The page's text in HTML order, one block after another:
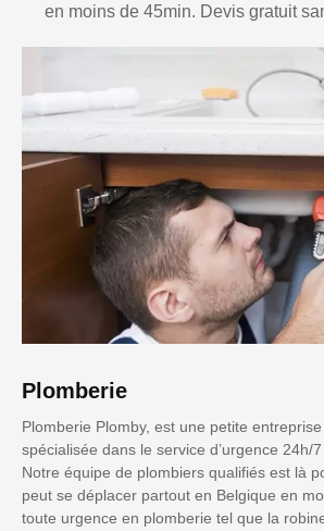
en moins de 45min. Devis gratuit
Plomberie
Plomberie Plomby, est une petite
spécialisée dans le service d’urgence 24h/
Notre équipe de plombiers qualifiés est là
peut se déplacer partout en Belgique en
toute urgence en plomberie tel que la